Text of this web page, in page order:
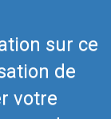
sur ce
de
votre